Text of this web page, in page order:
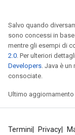
Salvo quando
sono concessi in base
mentre gli esempi di
2.0. Per ulteriori
Developers. Java è
consociate.
Ultimo aggiornamento
Termini Privacy